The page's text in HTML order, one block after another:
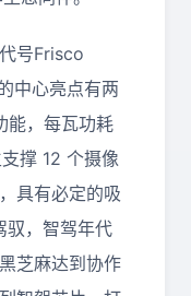
号Frisco
中心亮点有两
能，每瓦功耗
撑 12 个摄像
具有必定的吸
驭，智驾年代
芝麻达到协作